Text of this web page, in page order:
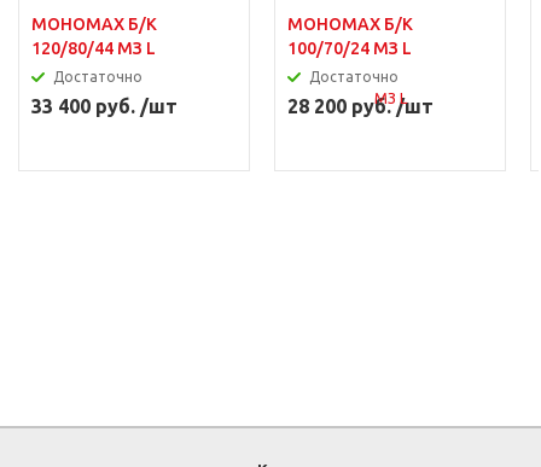
МОНОМАХ Б/К
120/80/44 МЗ L
Достаточно
33 400 руб. /шт
МОНОМАХ Б/К
100/70/24 МЗ L
Достаточно
28 200 руб. /шт